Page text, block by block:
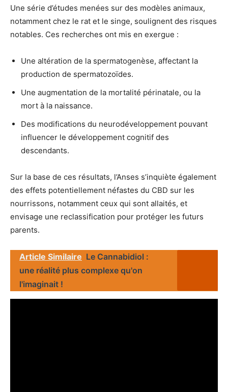
Une série d’études menées sur des modèles animaux,
notamment chez le rat et le singe, soulignent des risques
notables. Ces recherches ont mis en exergue :
Une altération de la spermatogenèse, affectant la
production de spermatozoïdes.
Une augmentation de la mortalité périnatale, ou la
mort à la naissance.
Des modifications du neurodéveloppement pouvant
influencer le développement cognitif des
descendants.
Sur la base de ces résultats, l’Anses s’inquiète également
des effets potentiellement néfastes du CBD sur les
nourrissons, notamment ceux qui sont allaités, et
envisage une reclassification pour protéger les futurs
parents.
Article Similaire Le Cannabidiol :
une réalité plus complexe qu'on
l'imaginait !